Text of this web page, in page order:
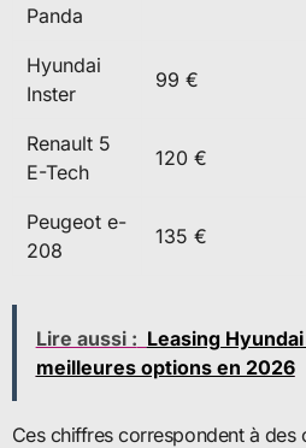
Panda
Hyundai
Inster
99 €
Renault 5
E-Tech
120 €
Peugeot e-
208
135 €
Lire aussi : Leasing
meilleures options en 2026
Ces chiffres correspondent à des